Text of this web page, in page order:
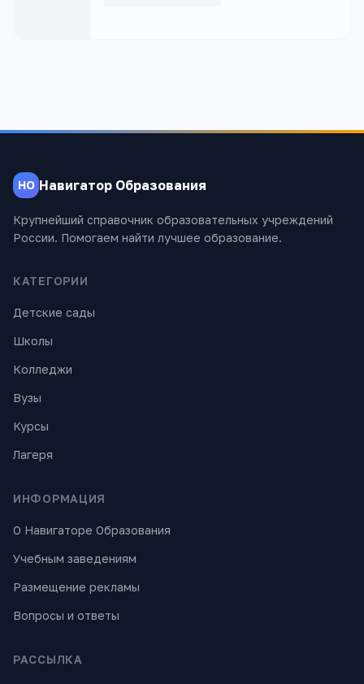
НО Навигатор Образования
Крупнейший справочник образовательных учреждений
России. Помогаем найти лучшее образование.
КАТЕГОРИИ
Детские сады
Школы
Колледжи
Вузы
Курсы
Лагеря
ИНФОРМАЦИЯ
О Навигаторе Образования
Учебным заведениям
Размещение рекламы
Вопросы и ответы
РАССЫЛКА